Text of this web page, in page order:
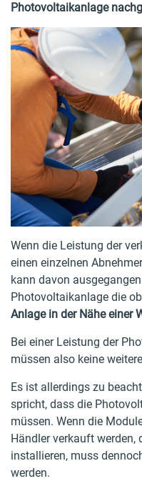
Photovoltaikanlage
Wenn die Leistung der
einen einzelnen
kann davon
Photovoltaikanlage die
Anlage in der Nähe einer
Bei einer Leistung der
müssen also keine
Es ist allerdings zu
spricht, dass die
müssen. Wenn die
Händler verkauft werden,
installieren, muss
werden.